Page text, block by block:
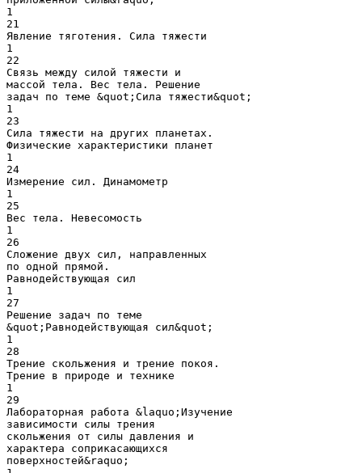
1
21
Явление тяготения. Сила тяжести
1
22
Связь между силой тяжести и
массой тела. Вес тела. Решение
задач по теме &quot;Сила тяжести&quot;
1
23
Сила тяжести на других планетах.
Физические характеристики планет
1
24
Измерение сил. Динамометр
1
25
Вес тела. Невесомость
1
26
Сложение двух сил, направленных
по одной прямой.
Равнодействующая сил
1
27
Решение задач по теме
&quot;Равнодействующая сил&quot;
1
28
Трение скольжения и трение покоя.
Трение в природе и технике
1
29
Лабораторная работа &laquo;Изучение
зависимости силы трения
скольжения от силы давления и
характера соприкасающихся
поверхностей&raquo;